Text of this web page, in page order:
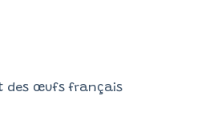
des œufs français